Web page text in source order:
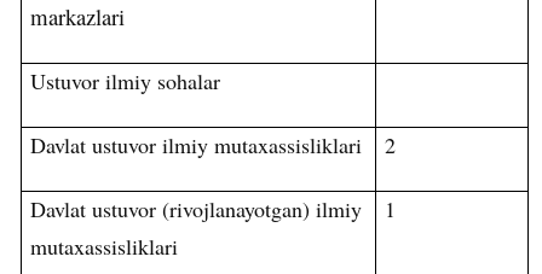
markazlari
Ustuvor ilmiy sohalar
Davlat ustuvor ilmiy mutaxassisliklari 2
Davlat ustuvor (rivojlanayotgan) ilmiy
mutaxassisliklari
1